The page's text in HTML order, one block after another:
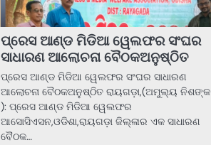
ପ୍ରେସ ଆଣ୍ଡ ମିଡିଆ ୱେଲଫର ସଂଘର
ସାଧାରଣ ଆଲୋଚନା ବୈଠକଅନୁଷ୍ଠିତ
ପ୍ରେସ ଆଣ୍ଡ ମିଡିଆ ୱେଲଫର ସଂଘର ସାଧାରଣ
ଆଲୋଚନା ବୈଠକଅନୁଷ୍ଠିତ ରାୟଗଡ଼ା,(ଅମୁଲ୍ୟ ନିଶଙ୍କ
): ପ୍ରେସ ଆଣ୍ଡ ମିଡିଆ ୱେଲଫର
ଆସୋସିଏସନ,ଓଡିଶା,ରାୟଗଡ଼ା ଜିଲ୍ଳାର ଏକ ସାଧାରଣ
ବୈଠକ…